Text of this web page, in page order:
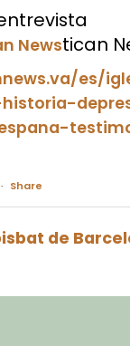
Newstican
es/
· Share
de